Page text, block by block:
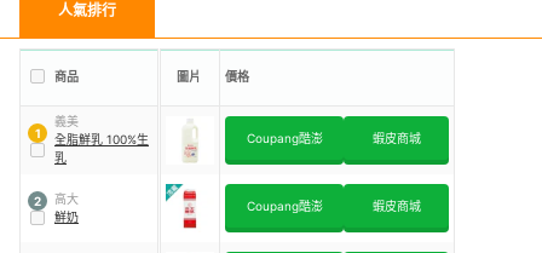
人氣排行
商品 圖片 價格
1
義美
全脂鮮乳 100%生
乳
Coupang酷澎 蝦皮商城
2
高大
鮮奶
Coupang酷澎 蝦皮商城